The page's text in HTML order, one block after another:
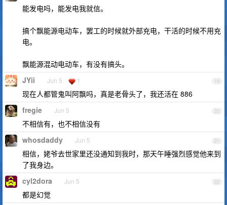
能发电吗，能发电我就信。
搞个飘能源电动车，罢工的时候就外部充电，干活的时候不用充
电。
飘能源混动电动车，有没有搞头。
19
JYii Jun 5 1
现在人都管鬼叫阿飘吗，真是老骨头了，我还活在 886
20
fregie Jun 5
不相信有，也不相信没有
21
whosdaddy Jun 5
相信，姥爷去世家里还没通知到我时，那天午睡强烈感觉他来到
了我身边。
22
cyl2dora Jun 5
都是幻觉